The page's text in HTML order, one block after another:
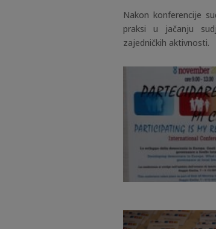
Nakon konferencije
praksi u jačanju
zajedničkih aktivnosti.